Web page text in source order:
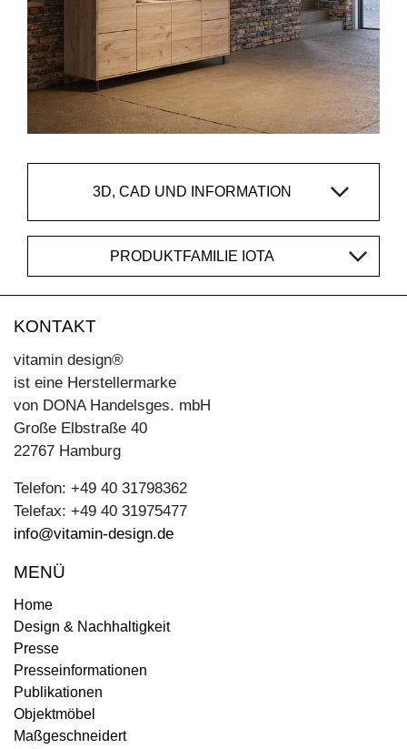
3D, CAD UND INFORMATION
PRODUKTFAMILIE IOTA
KONTAKT
vitamin design®
ist eine Herstellermarke
von DONA Handelsges. mbH
Große Elbstraße 40
22767 Hamburg
Telefon: +49 40 31798362
Telefax: +49 40 31975477
info@vitamin-design.de
MENÜ
Home
Design & Nachhaltigkeit
Presse
Presseinformationen
Publikationen
Objektmöbel
Maßgeschneidert